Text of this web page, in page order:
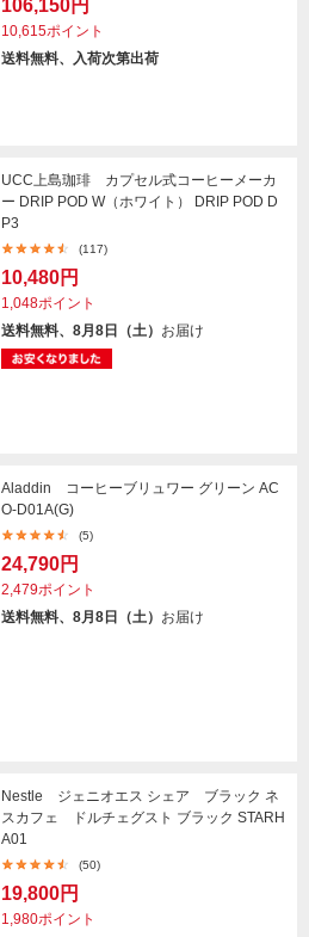
106,150円
10,615ポイント
送料無料、入荷次第出荷
UCC上島珈琲 カプセル式コーヒーメーカ
ー DRIP POD W（ホワイト） DRIP POD D
P3
(117)
10,480円
1,048ポイント
送料無料、8月8日（土） お届け
Aladdin コーヒーブリュワー グリーン AC
O-D01A(G)
(5)
24,790円
2,479ポイント
送料無料、8月8日（土） お届け
Nestle ジェニオエス シェア ブラック ネ
スカフェ ドルチェグスト ブラック STARH
A01
(50)
19,800円
1,980ポイント